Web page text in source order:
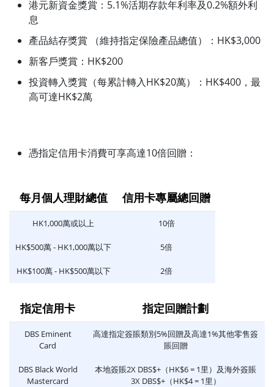
港元新資金獎賞：5.1%活期存款年利率及0.2%額外利
息
產品結存獎賞 （維持指定保險產品總值）：HK$3,000
新客戶獎賞：HK$200
投資轉入獎賞（每累計轉入HK$20萬）：HK$400，最
高可達HK$2萬
憑指定信用卡消費可享高達10倍回贈：
每月個人理財總值 信用卡專屬總回贈
HK1,000萬或以上 10倍
HK$500萬 - HK1,000萬以下 5倍
HK$100萬 - HK$500萬以下 2倍
指定信用卡 指定回贈計劃
DBS Eminent
Card
高達指定簽賬類別5%回贈及高達1%其他零售簽
賬回贈
DBS Black World
Mastercard
本地簽賬2X DBS$+（HK$6 = 1里）及海外簽賬
3X DBS$+（HK$4 = 1里）